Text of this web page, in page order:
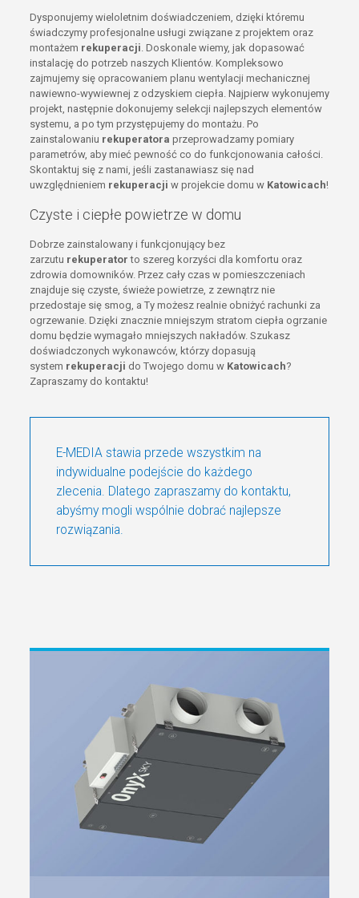
Dysponujemy wieloletnim doświadczeniem, dzięki któremu
świadczymy profesjonalne usługi związane z projektem oraz
montażem rekuperacji. Doskonale wiemy, jak dopasować
instalację do potrzeb naszych Klientów. Kompleksowo
zajmujemy się opracowaniem planu wentylacji mechanicznej
nawiewno-wywiewnej z odzyskiem ciepła. Najpierw wykonujemy
projekt, następnie dokonujemy selekcji najlepszych elementów
systemu, a po tym przystępujemy do montażu. Po
zainstalowaniu rekuperatora przeprowadzamy pomiary
parametrów, aby mieć pewność co do funkcjonowania całości.
Skontaktuj się z nami, jeśli zastanawiasz się nad
uwzględnieniem rekuperacji w projekcie domu w Katowicach!
Czyste i ciepłe powietrze w domu
Dobrze zainstalowany i funkcjonujący bez
zarzutu rekuperator to szereg korzyści dla komfortu oraz
zdrowia domowników. Przez cały czas w pomieszczeniach
znajduje się czyste, świeże powietrze, z zewnątrz nie
przedostaje się smog, a Ty możesz realnie obniżyć rachunki za
ogrzewanie. Dzięki znacznie mniejszym stratom ciepła ogrzanie
domu będzie wymagało mniejszych nakładów. Szukasz
doświadczonych wykonawców, którzy dopasują
system rekuperacji do Twojego domu w Katowicach?
Zapraszamy do kontaktu!
E-MEDIA stawia przede wszystkim na
indywidualne podejście do każdego
zlecenia. Dlatego zapraszamy do kontaktu,
abyśmy mogli wspólnie dobrać najlepsze
rozwiązania.